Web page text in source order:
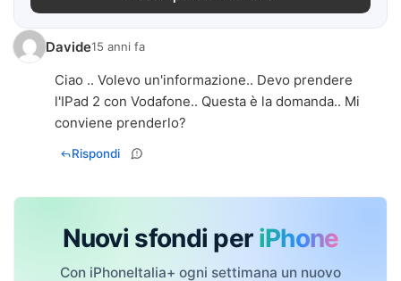
Davide15 anni fa
Ciao .. Volevo un'informazione.. Devo prendere
l'IPad 2 con Vodafone.. Questa è la domanda.. Mi
conviene prenderlo?
Rispondi
Nuovi sfondi per iPhone
Con iPhoneItalia+ ogni settimana un nuovo